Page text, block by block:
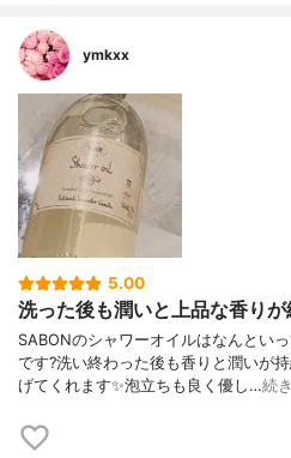
ymkxx
5.00
洗った後も潤いと上品な香り
SABONのシャワーオイルはなんとい
です?洗い終わった後も香りと潤いが
げてくれます✨泡立ちも良く優し…続